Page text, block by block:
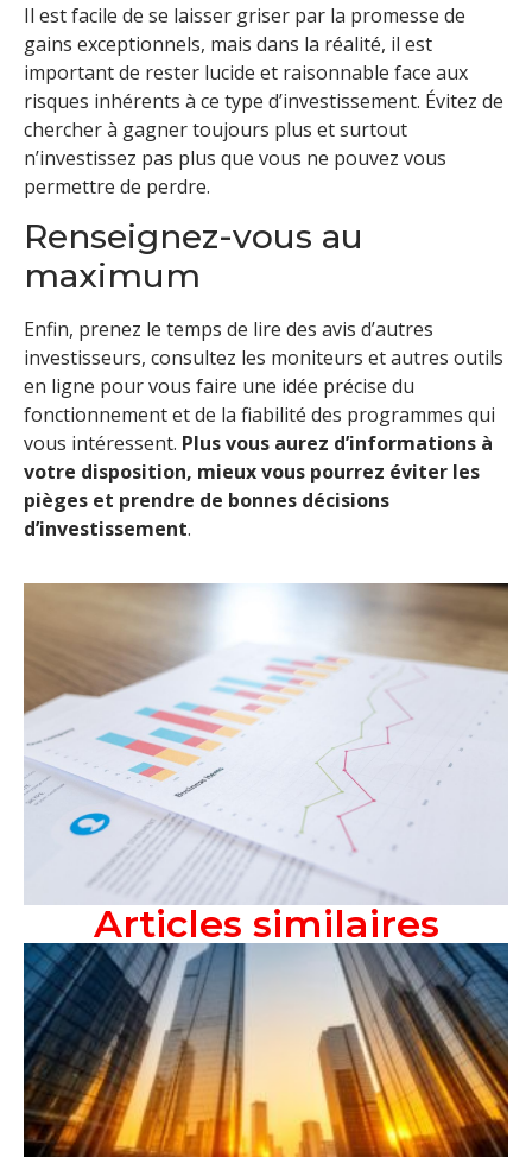
Il est facile de se laisser griser par la promesse de
gains exceptionnels, mais dans la réalité, il est
important de rester lucide et raisonnable face aux
risques inhérents à ce type d’investissement. Évitez de
chercher à gagner toujours plus et surtout
n’investissez pas plus que vous ne pouvez vous
permettre de perdre.
Renseignez-vous au
maximum
Enfin, prenez le temps de lire des avis d’autres
investisseurs, consultez les moniteurs et autres outils
en ligne pour vous faire une idée précise du
fonctionnement et de la fiabilité des programmes qui
vous intéressent. Plus vous aurez d’informations à
votre disposition, mieux vous pourrez éviter les
pièges et prendre de bonnes décisions
d’investissement.
Articles similaires